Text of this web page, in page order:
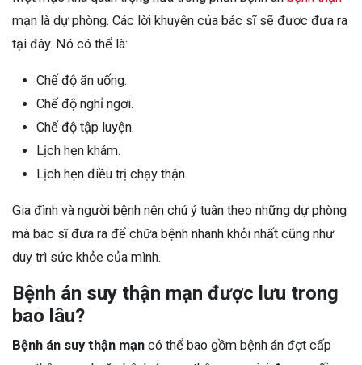
mạn là dự phòng. Các lời khuyên của bác sĩ sẽ được đưa ra
tại đây. Nó có thể là:
Chế độ ăn uống.
Chế độ nghỉ ngơi.
Chế độ tập luyện.
Lịch hẹn khám.
Lịch hẹn điều trị chạy thận.
Gia đình và người bệnh nên chú ý tuân theo những dự phòng
mà bác sĩ đưa ra để chữa bệnh nhanh khỏi nhất cũng như
duy trì sức khỏe của mình.
Bệnh án suy thận mạn được lưu trong
bao lâu?
Bệnh án suy thận mạn có thể bao gồm bệnh án đợt cấp